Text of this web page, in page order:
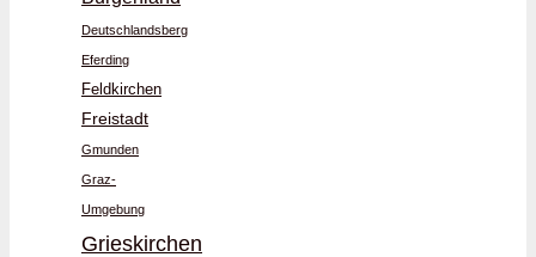
Deutschlandsberg
Eferding
Feldkirchen
Freistadt
Gmunden
Graz-
Umgebung
Grieskirchen